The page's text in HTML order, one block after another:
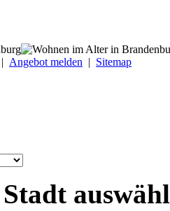
| Angebot melden | Sitemap